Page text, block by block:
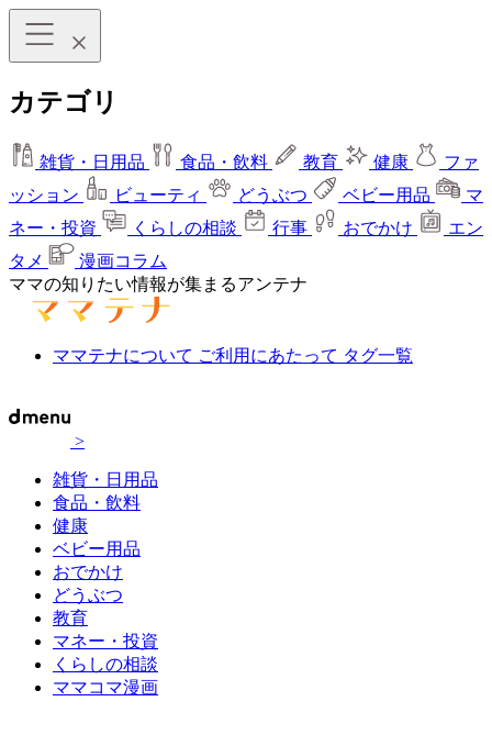
カテゴリ
雑貨・日用品 食品・飲料 教育 健康
ファ
ッション
ビューティ どうぶつ ベビー用品
マ
ネー・投資
くらしの相談 行事 おでかけ
エン
タメ
漫画コラム
ママの知りたい情報が集まるアンテナ
ママテナについて ご利用にあたって タグ一覧
>
雑貨・日用品
食品・飲料
健康
ベビー用品
おでかけ
どうぶつ
教育
マネー・投資
くらしの相談
ママコマ漫画